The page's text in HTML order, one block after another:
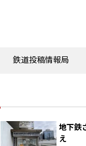
鉄道投稿情報局
地下鉄
え